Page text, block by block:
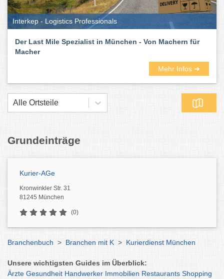
Interkep - Logistics Professionals
Der Last Mile Spezialist in München - Von Machern für
Macher
Mehr Infos ➜
Alle Ortsteile
Grundeinträge
Kurier-AGe
Kronwinkler Str. 31
81245 München
(0)
Branchenbuch > Branchen mit K > Kurierdienst München
Unsere wichtigsten Guides im Überblick:
Ärzte Gesundheit Handwerker Immobilien Restaurants Shopping